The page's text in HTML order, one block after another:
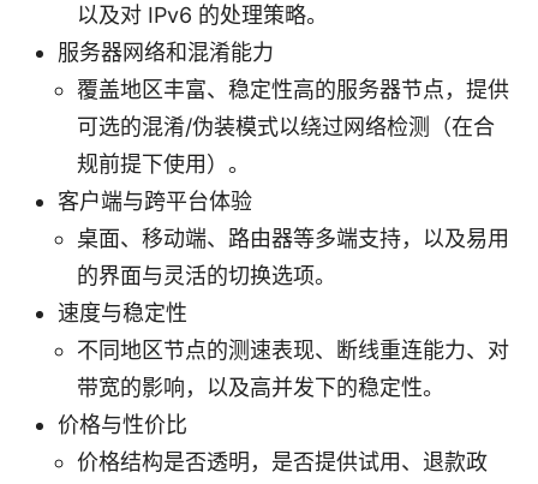
以及对 IPv6 的处理策略。
服务器网络和混淆能力
覆盖地区丰富、稳定性高的服务器节点，提供
可选的混淆/伪装模式以绕过网络检测（在合
规前提下使用）。
客户端与跨平台体验
桌面、移动端、路由器等多端支持，以及易用
的界面与灵活的切换选项。
速度与稳定性
不同地区节点的测速表现、断线重连能力、对
带宽的影响，以及高并发下的稳定性。
价格与性价比
价格结构是否透明，是否提供试用、退款政